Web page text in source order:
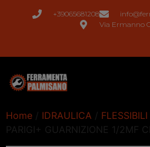
+39065681208
Via Ermanno
Home / IDRAULICA / FLESSIBILI
PARIGI+ GUARNIZIONE 1/2MF